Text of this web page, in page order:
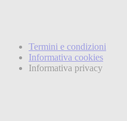
Termini e condizioni
Informativa cookies
Informativa privacy